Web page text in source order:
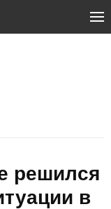
решился
в